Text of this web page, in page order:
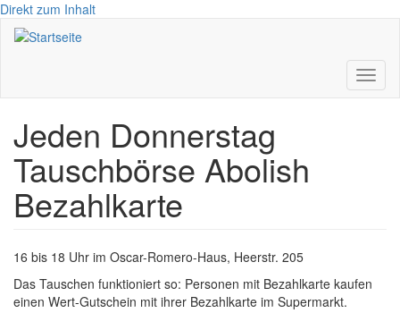
Direkt zum Inhalt
Jeden Donnerstag
Tauschbörse Abolish
Bezahlkarte
16 bis 18 Uhr im Oscar-Romero-Haus, Heerstr. 205
Das Tauschen funktioniert so: Personen mit Bezahlkarte kaufen
einen Wert-Gutschein mit ihrer Bezahlkarte im Supermarkt.